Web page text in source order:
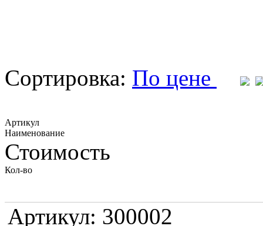
Сортировка: По цене
Артикул
Наименование
Стоимость
Кол-во
Артикул: 300002